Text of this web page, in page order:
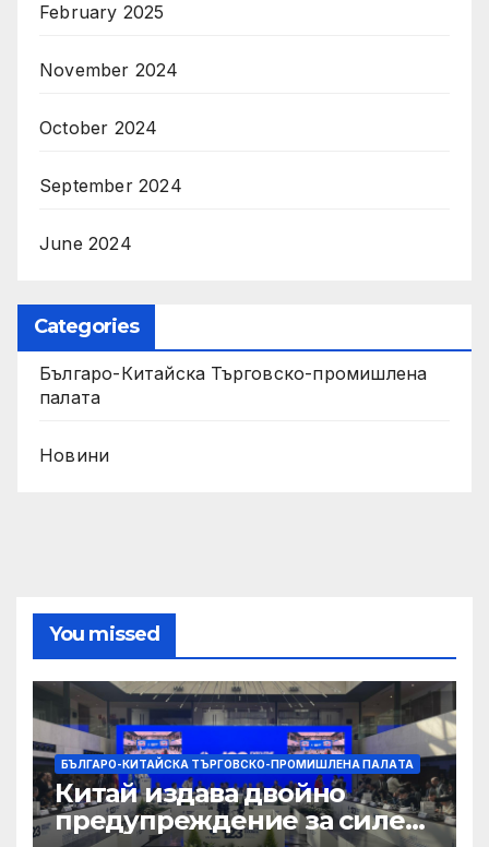
February 2025
November 2024
October 2024
September 2024
June 2024
Categories
Българо-Китайска Търговско-промишлена
палaта
Новини
You missed
БЪЛГАРО-КИТАЙСКА ТЪРГОВСКО-ПРОМИШЛЕНА ПАЛAТА
Китай издава двойно
предупреждение за силен